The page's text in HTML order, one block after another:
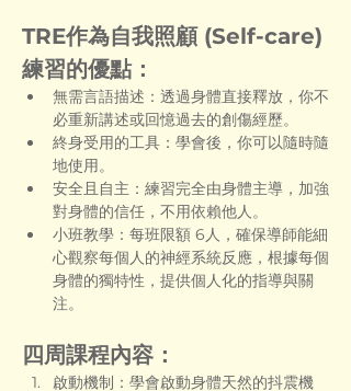
TRE作為自我照顧 (Self-care)
練習的優點：
無需言語描述：透過身體直接釋放，你不
必重新講述或回憶過去的創傷經歷。
終身受用的工具：學會後，你可以隨時隨
地使用。
安全且自主：練習完全由身體主導，加強
對身體的信任，不用依賴他人。
小班教學：每班限額 6人，確保導師能細
心觀察每個人的神經系統反應，根據每個
身體的獨特性，提供個人化的指導與關
注。
四周課程內容：
啟動機制：學會啟動身體天然的抖震機